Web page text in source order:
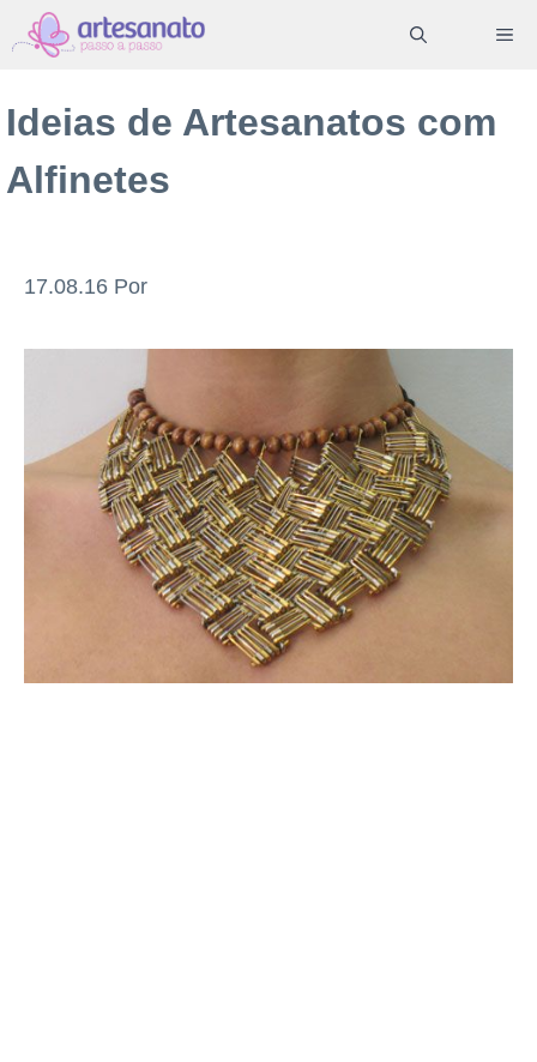
Pular
para
conteúdo
Ideias de Artesanatos com
Alfinetes
17.08.16 Por